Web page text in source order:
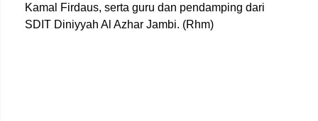
Kamal Firdaus, serta guru dan pendamping dari
SDIT Diniyyah Al Azhar Jambi. (Rhm)